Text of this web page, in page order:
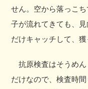
せん。空から落っこ
子が流れてきても、見
だけキャッチして、獲
抗原検査はそうめん
だけなので、検査時